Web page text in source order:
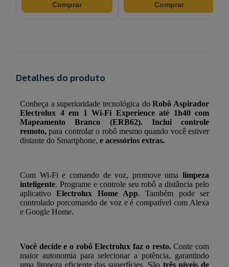
Comprar Comprar
Detalhes do produto